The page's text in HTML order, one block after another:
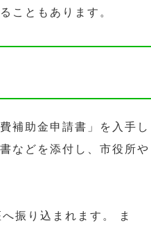
こともあります。
補助金申請書」を入手し
などを添付し、市役所や
振り込まれます。 ま